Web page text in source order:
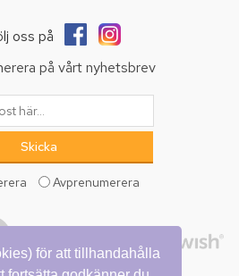
för att tillhandahålla
oss på
på vårt nyhetsbrev
Avprenumerera